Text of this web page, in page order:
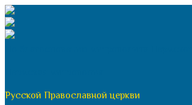
Перейти
к
содержимому
Русской Православной церкви